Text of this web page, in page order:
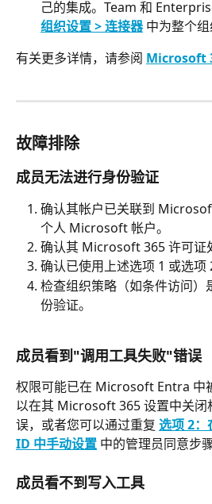
己的集成。Team 和
组织设置 > 连接器 中为整个组
有关更多详情，请参阅 Microsoft
故障排除
成员无法进行身份验证
确认其帐户已关联到
个人 Microsoft 帐户。
确认其 Microsoft 365 许可证
确认已使用上述选项 1 或选项
检查组织策略（如条件访问）
份验证。
成员看到"调用工具失败"错误
权限可能已在 Microsoft Entra 中
以在其 Microsoft 365 设置中关闭
误，或者您可以通过重复 选项 2
ID 中手动设置 中的管理员同意步
成员看不到写入工具